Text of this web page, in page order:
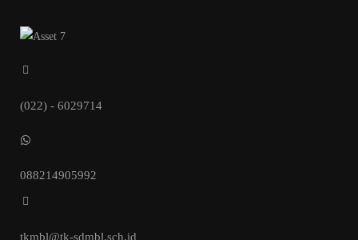
(022) - 6029714
088214905992
tkmbl@tk-sdmbl.sch.id